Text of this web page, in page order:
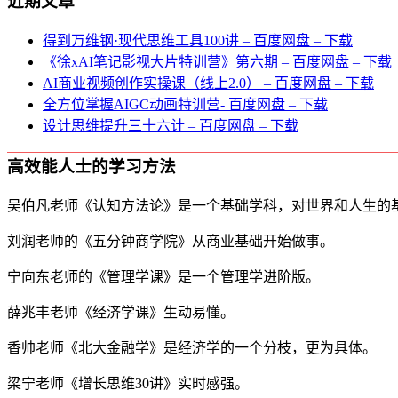
得到万维钢·现代思维⼯具100讲 – 百度网盘 – 下载
《徐xAI笔记影视大片特训营》第六期 – 百度网盘 – 下载
AI商业视频创作实操课（线上2.0） – 百度网盘 – 下载
全方位掌握AIGC动画特训营- 百度网盘 – 下载
设计思维提升三十六计 – 百度网盘 – 下载
高效能人士的学习方法
吴伯凡老师《认知方法论》是一个基础学科，对世界和人生的
刘润老师的《五分钟商学院》从商业基础开始做事。
宁向东老师的《管理学课》是一个管理学进阶版。
薛兆丰老师《经济学课》生动易懂。
香帅老师《北大金融学》是经济学的一个分枝，更为具体。
梁宁老师《增长思维30讲》实时感强。